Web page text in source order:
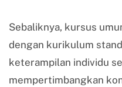
Sebaliknya, kursus
dengan kurikulum
keterampilan individu
mempertimbangkan